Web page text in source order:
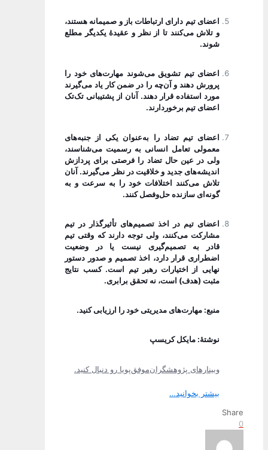
اعضای تیم دارای ارتباطات باز و صمیمانه هستند،
و تلاش می‌کنند تا از نظر و عقیدۀ یکدیگر مطلع
شوند.
اعضای تیم تشویق می‌شوند مهارت‌های خود را
پرورش دهند و آن‌چه را در ضمن کار یاد می‌گیرند
مورد استفاده قرار دهند. آنان از پشتیبانی تک‌تک
اعضای تیم برخوردارند.
اعضای تیم تضاد را به‌عنوان یکی از جنبه‌های
معمولی تعامل انسانی به رسمیت می‌شناسند،
ولی در عین حال تضاد را فرصتی برای پردازش
اندیشه‌های جدید و خلاقیت در نظر می‌گیرند. آنان
تلاش می‌کنند اختلافات خود را به سرعت و به
گونه‌ای سازنده حل‌وفصل کنند.
اعضای تیم در اخذ تصمیم‌های تأثیرگذار در تیم
مشارکت می‌کنند، ولی توجه دارند که وقتی تیم
قادر به تصمیم‌گیری نیست یا در وضعیت
اضطراری قرار دارد، اخذ تصمیم و صدور دستور
نهایی از اختیارات رهبر تیم است. کسب نتایج
مثبت (هدف) است، نه تحقق برابری.
منبع: مهارت‌های مدیریتی خود را ارزیابی کنید.
نوشتۀ: مایکل کریسپ
وبینارهای پژوهشگران‌موفق‌پویا رو دنبال کنید.
بیشتر بخوانید…
Share
0